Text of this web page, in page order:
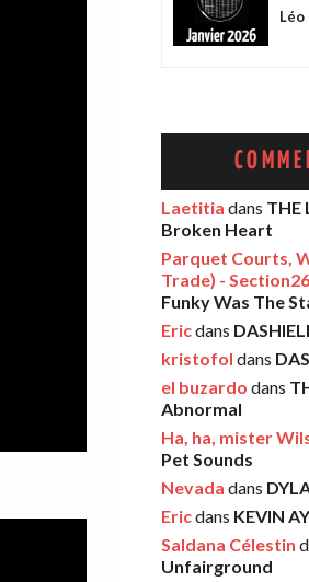
Léo
Eric
Léo
Léo
Eric
Laetitia dans THE
Broken Heart
Parquet Courts,
Trade) - Section26
Funky Was The
Ericdans
kristofol dans
el buzardo dans
Abnormal
Ha, ha, mister
Pet Sounds
Nevada dans
Ericdans KEVIN
Saldana Célestin
Unfairground